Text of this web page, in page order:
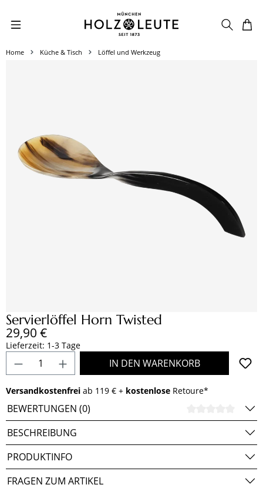
Zum Hauptinhalt springen
Home Küche & Tisch Löffel und Werkzeug
Servierlöffel Horn Twisted
Regulärer Preis:
29,90 €
Lieferzeit: 1-3 Tage
Produkt Anzahl: Gib den gewünschten
IN DEN WARENKORB
Versandkostenfrei ab 119 € + kostenlose Retoure*
BEWERTUNGEN (0)
BESCHREIBUNG
PRODUKTINFO
FRAGEN ZUM ARTIKEL